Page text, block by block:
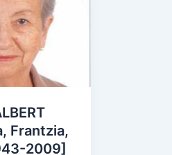
Frantzia,
2009]